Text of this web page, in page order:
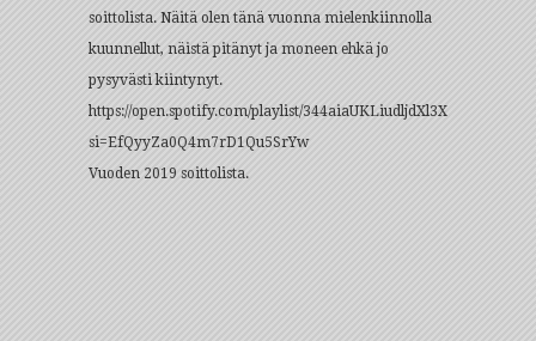
soittolista. Näitä olen tänä vuonna mielenkiinnolla
kuunnellut, näistä pitänyt ja moneen ehkä jo
pysyvästi kiintynyt.
https://open.spotify.com/playlist/344aiaUKLiudljdXl3X021?
si=EfQyyZa0Q4m7rD1Qu5SrYw
Vuoden 2019 soittolista.